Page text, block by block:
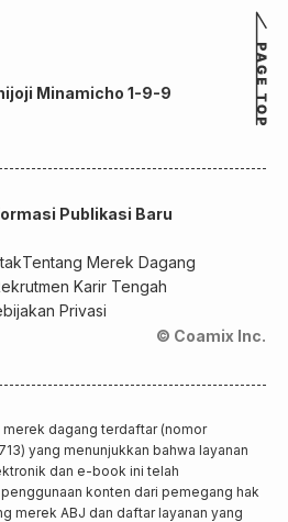
Minamicho 1-9-9
Publikasi Baru
Tentang Merek Dagang
Karir Tengah
Privasi
© Coamix Inc.
merek dagang terdaftar (nomor
yang menunjukkan bahwa layanan
dan e-book ini telah
konten dari pemegang hak
merek ABJ dan daftar layanan yang